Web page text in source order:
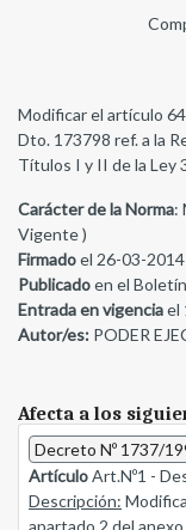
Modificar el artículo
Dto. 173798 ref. a la
Títulos I y II de la Ley
Carácter de la Norma:
Vigente )
Firmadoel 26-03-2014
Publicadoen el
Entrada en vigenciael
Autor/es: PODER
Afecta a los
Decreto Nº 1737/
ArtículoArt.Nº1 -
Descripción: